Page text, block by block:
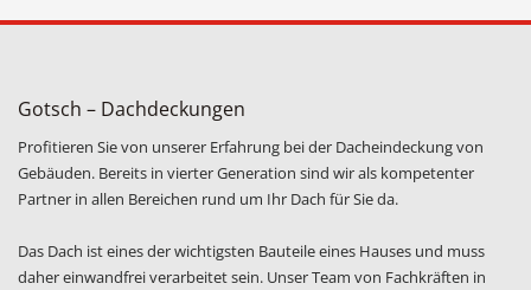
Gotsch – Dachdeckungen
Profitieren Sie von unserer Erfahrung bei der Dacheindeckung von
Gebäuden. Bereits in vierter Generation sind wir als kompetenter
Partner in allen Bereichen rund um Ihr Dach für Sie da.
Das Dach ist eines der wichtigsten Bauteile eines Hauses und muss
daher einwandfrei verarbeitet sein. Unser Team von Fachkräften in